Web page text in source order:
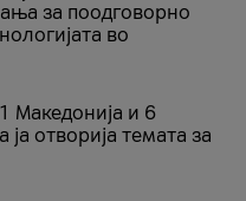
за поодговорно
во
Македонија и 6
отворија темата за